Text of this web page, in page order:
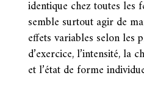
identique chez toutes les
semble surtout agir de
effets variables selon les
d’exercice, l’intensité, la
et l’état de forme